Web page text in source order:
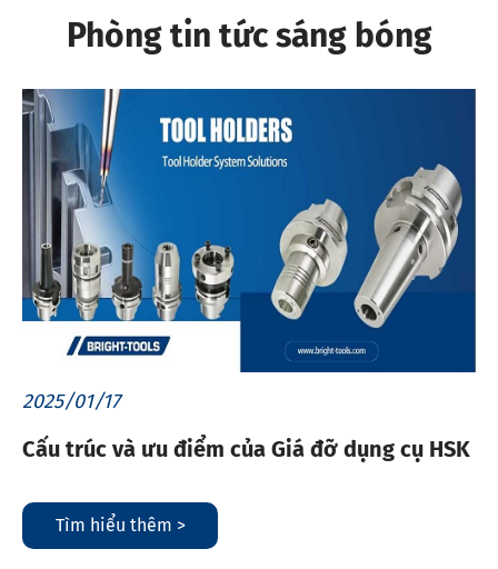
Phòng tin tức sáng bóng
2025/01/17
Cấu trúc và ưu điểm của Giá đỡ dụng cụ HSK
Tìm hiểu thêm >